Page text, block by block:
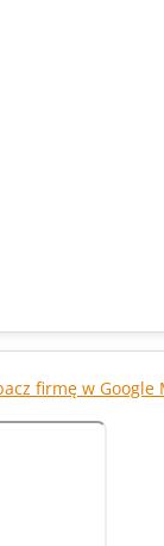
firmę w Google